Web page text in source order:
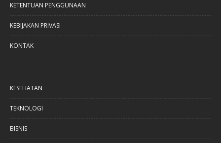
KETENTUAN PENGGUNAAN
KEBIJAKAN PRIVASI
KONTAK
KESEHATAN
TEKNOLOGI
BISNIS